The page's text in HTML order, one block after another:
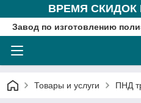
ВРЕМЯ
Завод по изготовлению
Товары и услуги ПНД